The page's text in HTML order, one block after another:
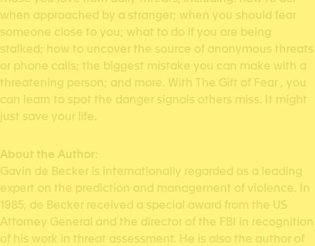
when approached by a stranger; when you should fear
someone close to you; what to do if you are being
stalked; how to uncover the source of anonymous threats
or phone calls; the biggest mistake you can make with a
threatening person; and more. With The Gift of Fear , you
can learn to spot the danger signals others miss. It might
just save your life.
About the Author:
Gavin de Becker is internationally regarded as a leading
expert on the prediction and management of violence. In
1985, de Becker received a special award from the US
Attorney General and the director of the FBI in recognition
of his work in threat assessment. He is also the author of